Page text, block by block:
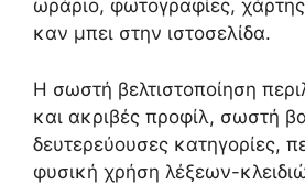
ωράριο, φωτογραφίες,
καν μπει στην ιστοσελίδα.
Η σωστή βελτιστοποίηση
και ακριβές προφίλ, σωστή
δευτερεύουσες κατηγορίες,
φυσική χρήση λέξεων-